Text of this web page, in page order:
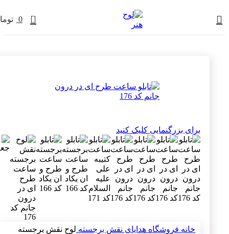
0
0
برای بزرگنمایی کلیک کنید
خانه فروشگاه هدایای نقش برجسته لوح نقش برجسته